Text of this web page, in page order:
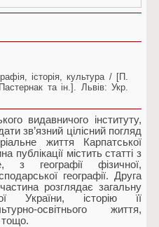
історія, культура / [П.
та ін.]. Львів: Укр.
видавничого інституту,
зв’язний цілісний погляд
життя Карпатської
публікації містить статті з
з географії фізичної,
географії. Друга
розглядає загальну
України, історію її
освітнього життя,
тощо.